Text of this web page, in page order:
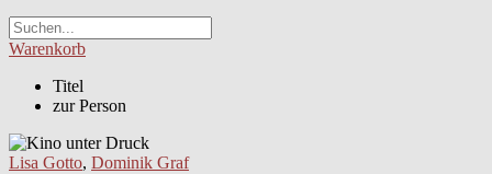
Warenkorb
Titel
zur Person
Lisa Gotto, Dominik Graf